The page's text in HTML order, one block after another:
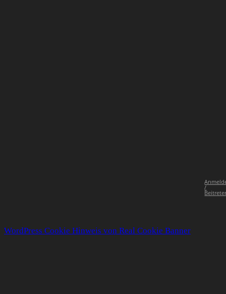
/
WordPress Cookie Hinweis von Real Cookie Banner